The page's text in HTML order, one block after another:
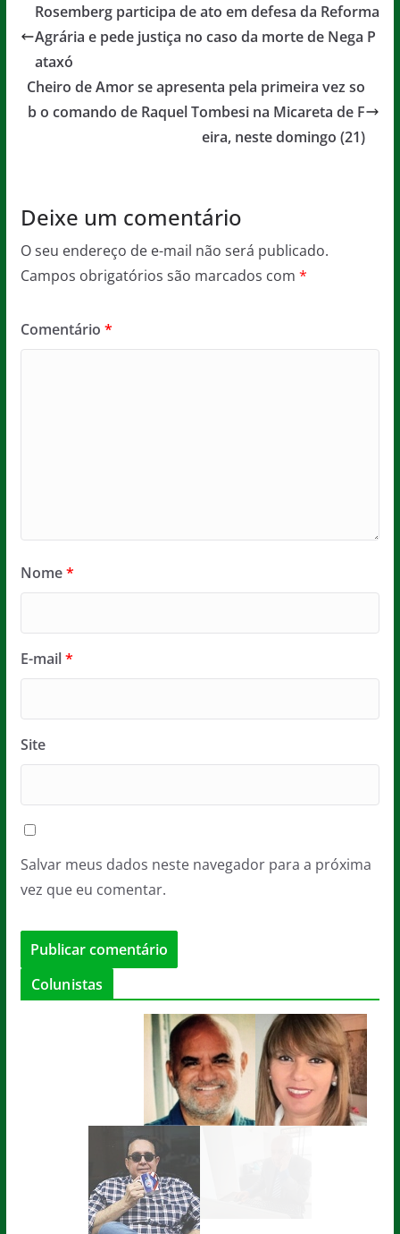
e
b
o
o
k
er l s
A
p
a
g
Rosemberg participa de ato em defesa da Reforma
Agrária e pede justiça no caso da morte de Nega P
ataxó
Cheiro de Amor se apresenta pela primeira vez so
b o comando de Raquel Tombesi na Micareta de F
eira, neste domingo (21)
Deixe um comentário
O seu endereço de e-mail não será publicado.
Campos obrigatórios são marcados com *
Comentário *
Nome*
E-mail*
Site
Salvar meus dados neste navegador para a próxima
vez que eu comentar.
Colunistas